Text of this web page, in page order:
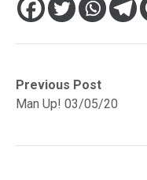
Navegación
de
Previous Post
Previous
post:Man Up! 03/05/20
Next
post: